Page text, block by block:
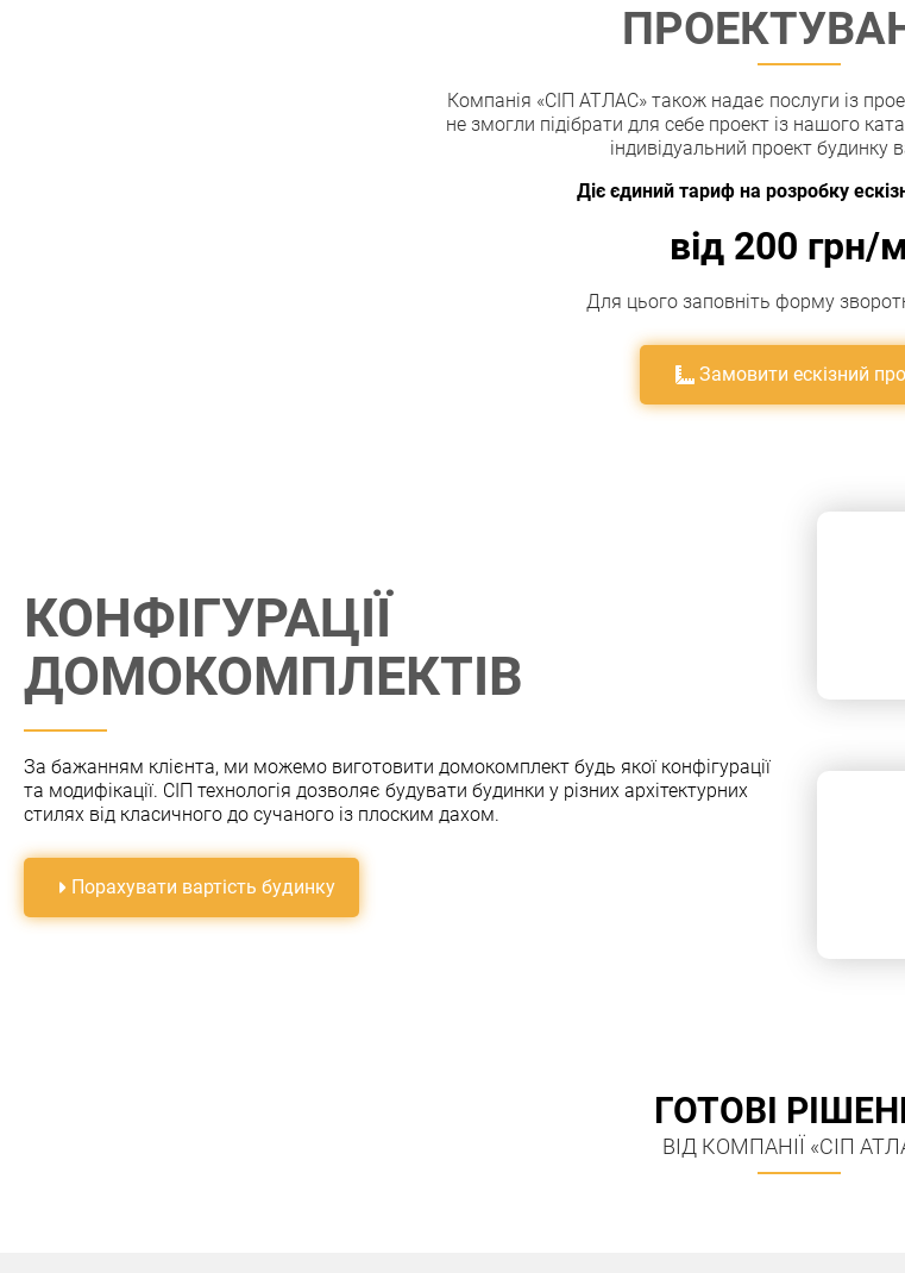
Компанія «СІП АТЛАС» також надає послуги із
не змогли підібрати для себе проект із нашого
індивідуальний проект будинку
Діє єдиний тариф на розробку
від 200 грн/
Для цього заповніть форму
Замовити ескізний
КОНФIГУРАЦIЇ
ДОМОКОМПЛЕКТIВ
За бажанням клiєнта, ми можемо виготовити домокомплект будь якої конфiгурацiї
та модифiкацiї. СIП технологiя дозволяє будувати будинки у рiзних архiтектурних
стилях вiд класичного до сучаного iз плоским дахом.
Порахувати вартiсть будинку
ГОТОВІ
ВІД КОМПАНІЇ «СІП